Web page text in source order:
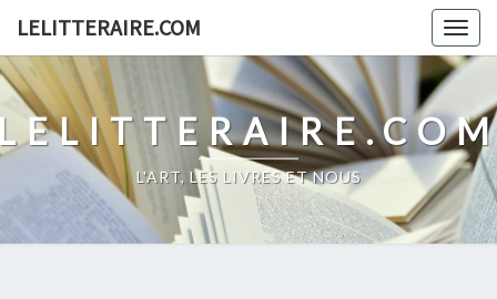
content
LELITTERAIRE.COM
L'ART, LES LIVRES ET NOUS